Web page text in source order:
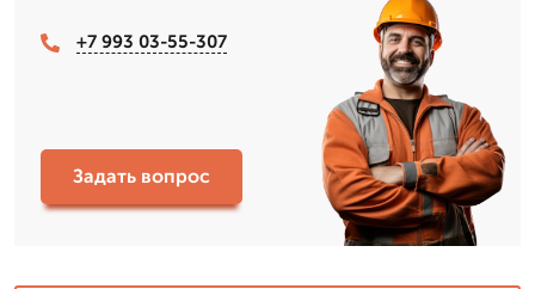
+7 993 03-55-307
Задать вопрос